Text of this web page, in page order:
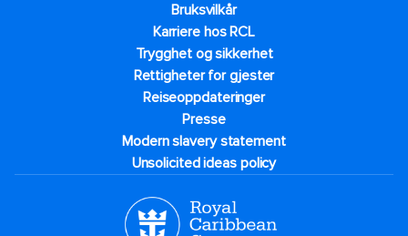
Bruksvilkår
Karriere hos RCL
Trygghet og sikkerhet​
Rettigheter for gjester
Reiseoppdateringer
Presse
Modern slavery statement
Unsolicited ideas policy